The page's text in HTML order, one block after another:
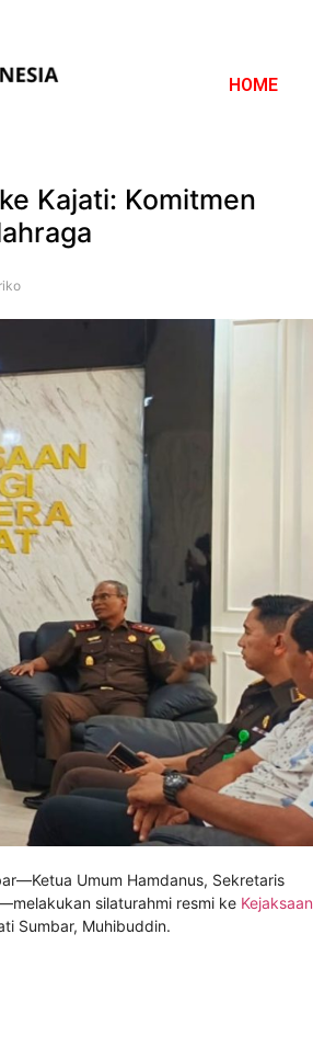
HOME
Kajati: Komitmen
riko
Umum Hamdanus, Sekretaris
silaturahmi resmi ke Kejaksaan
Sumbar, Muhibuddin.